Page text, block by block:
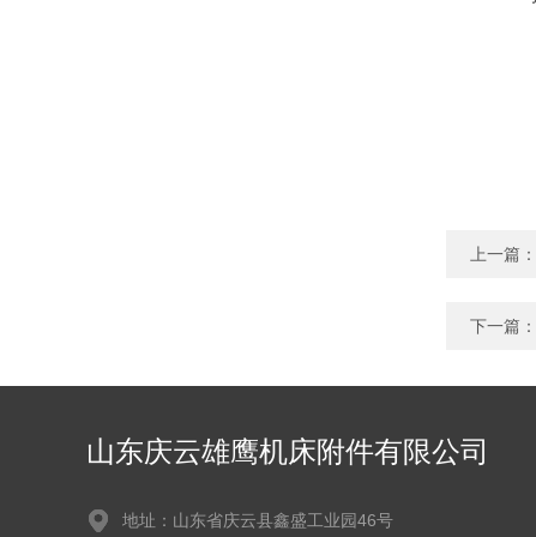
上一篇：
下一篇：
山东庆云雄鹰机床附件有限公司
地址：山东省庆云县鑫盛工业园46号